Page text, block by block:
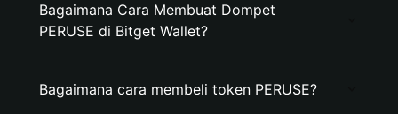
Bagaimana Cara Membuat Dompet
PERUSE di Bitget Wallet?
Bagaimana cara membeli token PERUSE?